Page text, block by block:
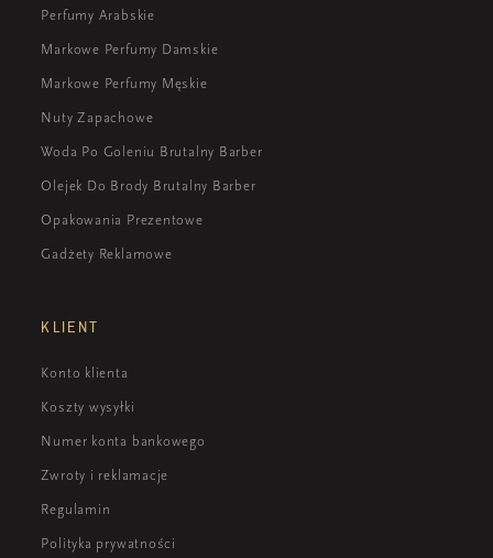
Perfumy Arabskie
Markowe Perfumy Damskie
Markowe Perfumy Męskie
Nuty Zapachowe
Woda Po Goleniu Brutalny Barber
Olejek Do Brody Brutalny Barber
Opakowania Prezentowe
Gadżety Reklamowe
KLIENT
Konto klienta
Koszty wysyłki
Numer konta bankowego
Zwroty i reklamacje
Regulamin
Polityka prywatności